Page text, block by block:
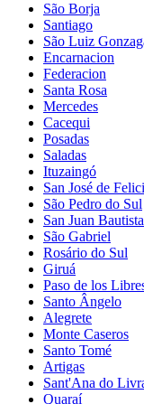
São Borja
Santiago
São Luiz
Encarnacion
Federacion
Santa Rosa
Mercedes
Cacequi
Posadas
Saladas
Ituzaingó
San José de
São Pedro do Sul
San Juan Bautista
São Gabriel
Rosário do Sul
Giruá
Paso de los
Santo Ângelo
Alegrete
Monte Caseros
Santo Tomé
Artigas
Sant'Ana do
Quaraí